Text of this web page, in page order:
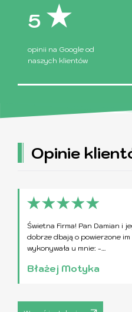
5
opinii na Google od
naszych klientów
Opinie
Świetna Firma! Pan Damian i
dobrze dbają o powierzone
wykonywała u mnie: -…
Błażej Motyka